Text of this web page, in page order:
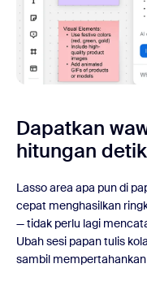
Dapatkan
hitungan detik
Lasso area apa pun di
cepat menghasilkan
— tidak perlu lagi
Ubah sesi papan tulis
sambil